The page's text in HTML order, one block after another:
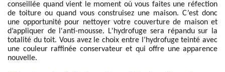
conseillée quand vient le moment où vous faites une réfection
de toiture ou quand vous construisez une maison. C’est donc
une opportunité pour nettoyer votre couverture de maison et
d’appliquer de l'anti-mousse. L'hydrofuge sera répandu sur la
totalité du toit. Vous avez le choix entre l’hydrofuge teinté avec
une couleur raffinée conservateur et qui offre une apparence
nouvelle.